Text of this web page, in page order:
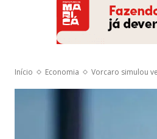
Início Economia Vorcaro simulou